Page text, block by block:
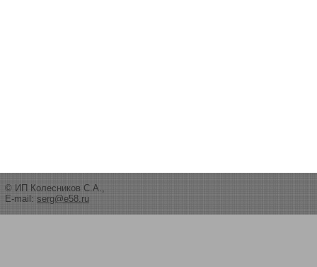
© ИП Колесников С.А.,
E-mail: serg@e58.ru